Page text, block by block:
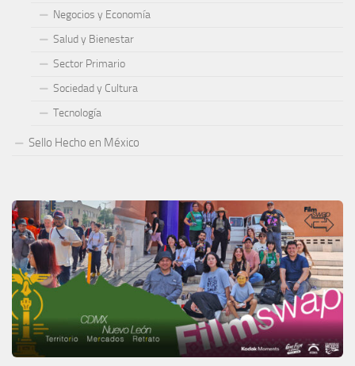
Negocios y Economía
Salud y Bienestar
Sector Primario
Sociedad y Cultura
Tecnología
Sello Hecho en México